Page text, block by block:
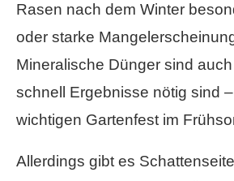
Rasen nach dem Winter
oder starke
Mineralische Dünger sind
schnell Ergebnisse nötig sind
wichtigen Gartenfest im
Allerdings gibt es